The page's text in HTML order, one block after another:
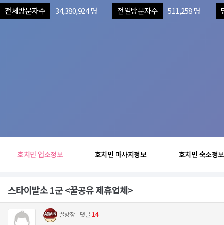
전체방문자수 34,380,924 명 전일방문자수 511,258 명
호치민 업소정보 호치민 마사지정보 호치민 숙소정보
스타이발소 1군 <꿀공유 제휴업체>
꿀방장 댓글14